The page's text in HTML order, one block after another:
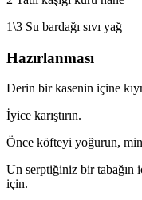
1\3 Su bardağı sıvı yağ
Hazırlanması
Derin bir kasenin içine
İyice karıştırın.
Önce köfteyi yoğurun,
Un serptiğiniz bir tabağın
için.